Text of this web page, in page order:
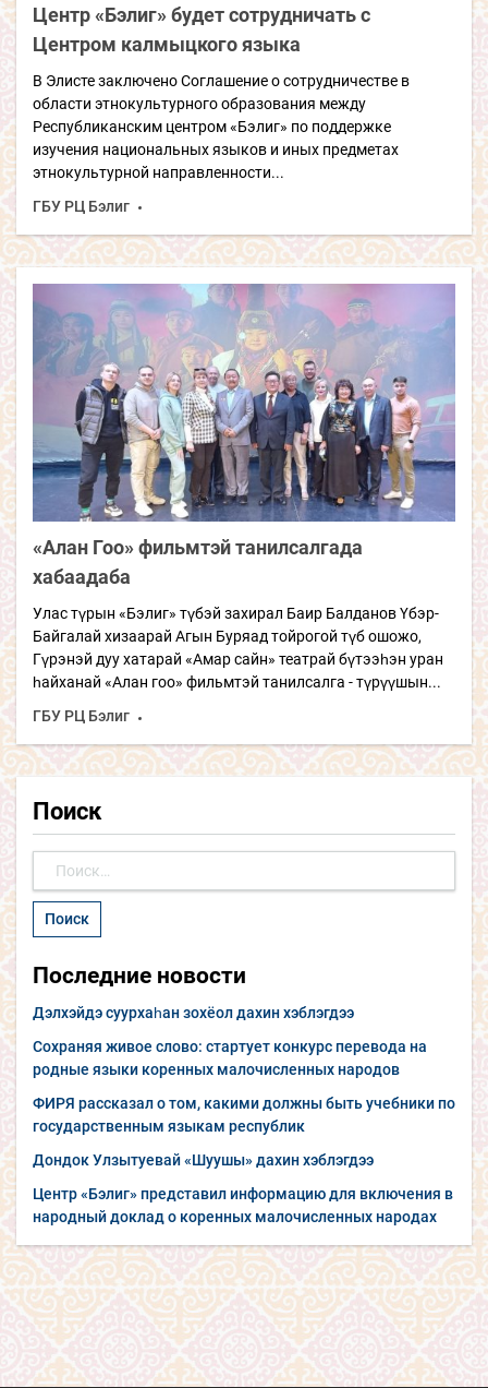
Центр «Бэлиг» будет сотрудничать с
Центром калмыцкого языка
В Элисте заключено Соглашение о сотрудничестве в
области этнокультурного образования между
Республиканским центром «Бэлиг» по поддержке
изучения национальных языков и иных предметах
этнокультурной направленности...
ГБУ РЦ Бэлиг
«Алан Гоо» фильмтэй танилсалгада
хабаадаба
Улас түрын «Бэлиг» түбэй захирал Баир Балданов Үбэр-
Байгалай хизаарай Агын Буряад тойрогой түб ошожо,
Гүрэнэй дуу хатарай «Амар сайн» театрай бүтээһэн уран
һайханай «Алан гоо» фильмтэй танилсалга - түрүүшын...
ГБУ РЦ Бэлиг
Поиск
Последние новости
Дэлхэйдэ суурхаһан зохёол дахин хэблэгдээ
Сохраняя живое слово: стартует конкурс перевода на
родные языки коренных малочисленных народов
ФИРЯ рассказал о том, какими должны быть учебники по
государственным языкам республик
Дондок Улзытуевай «Шуушы» дахин хэблэгдээ
Центр «Бэлиг» представил информацию для включения в
народный доклад о коренных малочисленных народах